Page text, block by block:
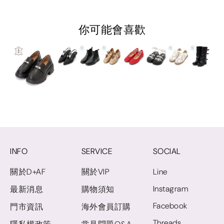
你可能會喜歡
INFO
關於D+AF
最新消息
門市資訊
SERVICE
關於VIP
購物須知
海外會員訂購
SOCIAL
Line
Instagram
Facebook